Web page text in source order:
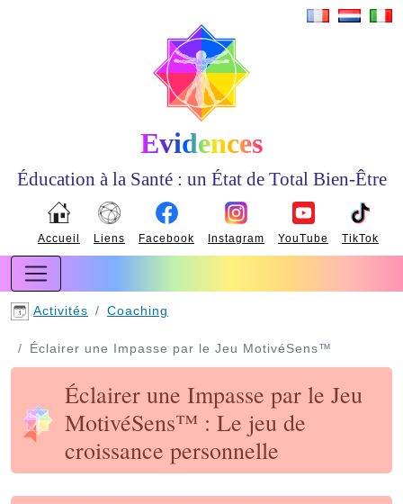
Evidences
Éducation à la Santé : un État de Total Bien-Être
TikTok
YouTube
Instagram
Facebook
Liens
Accueil
Activités Coaching
Éclairer une Impasse par le Jeu MotivéSens™
Éclairer une Impasse par le Jeu
MotivéSens™ : Le jeu de
croissance personnelle